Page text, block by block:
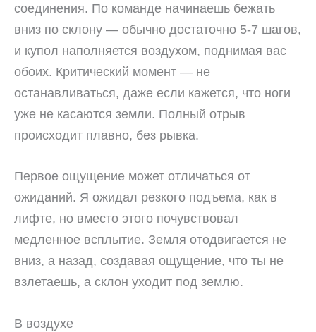
соединения. По команде начинаешь бежать
вниз по склону — обычно достаточно 5-7 шагов,
и купол наполняется воздухом, поднимая вас
обоих. Критический момент — не
останавливаться, даже если кажется, что ноги
уже не касаются земли. Полный отрыв
происходит плавно, без рывка.
Первое ощущение может отличаться от
ожиданий. Я ожидал резкого подъема, как в
лифте, но вместо этого почувствовал
медленное всплытие. Земля отодвигается не
вниз, а назад, создавая ощущение, что ты не
взлетаешь, а склон уходит под землю.
В воздухе